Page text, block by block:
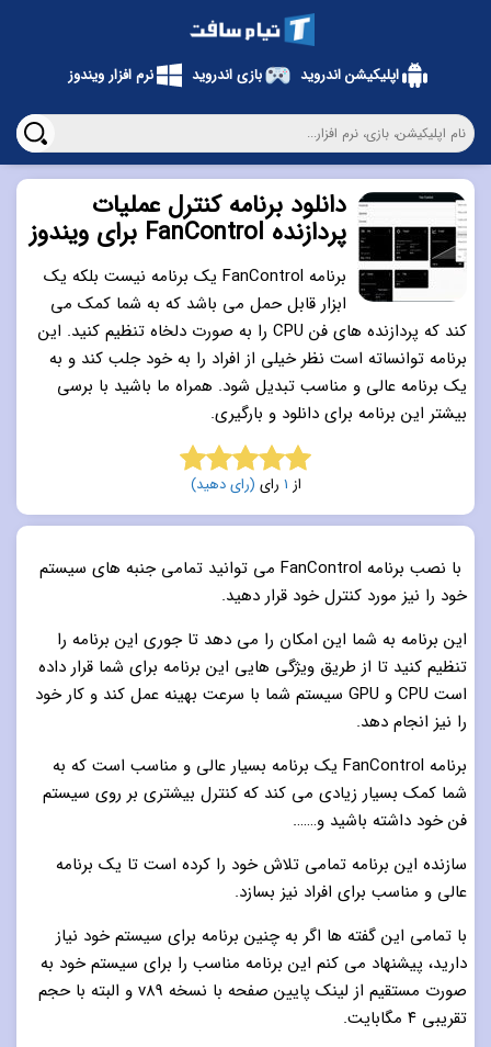
دانلود برنامه کنترل عملیات
پردازنده FanControl برای ویندوز
برنامه FanControl یک برنامه نیست بلکه یک
ابزار قابل حمل می باشد که به شما کمک می
کند که پردازنده های فن CPU را به صورت دلخاه تنظیم کنید. این
برنامه توانساته است نظر خیلی از افراد را به خود جلب کند و به
یک برنامه عالی و مناسب تبدیل شود. همراه ما باشید با برسی
بیشتر این برنامه برای دانلود و بارگیری.
5.0 از 5 از 1 رای (رای دهید)
با نصب برنامه FanControl می توانید تمامی جنبه های سیستم
خود را نیز مورد کنترل خود قرار دهید.
این برنامه به شما این امکان را می دهد تا جوری این برنامه را
تنظیم کنید تا از طریق ویژگی هایی این برنامه برای شما قرار داده
است CPU و GPU سیستم شما با سرعت بهینه عمل کند و کار خود
را نیز انجام دهد.
برنامه FanControl یک برنامه بسیار عالی و مناسب است که به
شما کمک بسیار زیادی می کند که کنترل بیشتری بر روی سیستم
فن خود داشته باشید و…….
سازنده این برنامه تمامی تلاش خود را کرده است تا یک برنامه
عالی و مناسب برای افراد نیز بسازد.
با تمامی این گفته ها اگر به چنین برنامه برای سیستم خود نیاز
دارید، پیشنهاد می کنم این برنامه مناسب را برای سیستم خود به
صورت مستقیم از لینک پایین صفحه با نسخه v89 و البته با حجم
تقریبی ۴ مگابایت.
اپلیکیشن اندروید بازی اندروید نرم افزار ویندوز